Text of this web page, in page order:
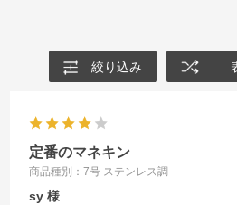
絞り込み
定番のマネキン
商品種別：7号 ステンレス調
sy